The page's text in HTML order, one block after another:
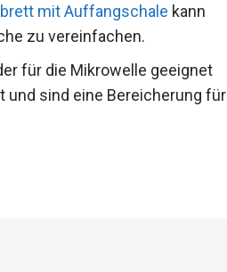
mit Auffangschale kann
zu vereinfachen.
für die Mikrowelle geeignet
und sind eine Bereicherung für